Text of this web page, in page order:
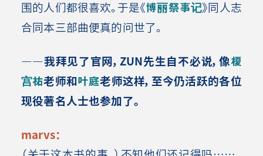
围的人们都很喜欢。于是《博丽祭事记》同人志
合同本三部曲便真的问世了。
――我拜见了官网，ZUN先生自不必说，像榎
宫祐老师和叶庭老师这样，至今仍活跃的各位
现役著名人士也参加了。
marvs：